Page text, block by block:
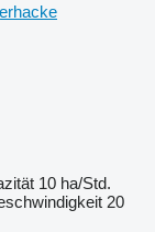
10 ha/Std.
20